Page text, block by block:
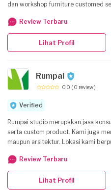
dan workshop furniture customed
swasta dengan memberikan
untuk setiap customer kami.
Review Terbaru
Lihat Profil
Rumpai
0.0 ( 0 review )
Verified
Rumpai studio merupakan jasa
serta custom product. Kami juga
maupun arsitektur. Lokasi kami
kami siap melayani kebutuhan anda.
Review Terbaru
Lihat Profil